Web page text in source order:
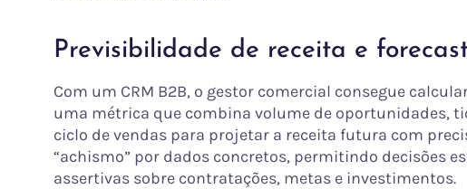
Previsibilidade de receita e
Com um CRM B2B, o gestor comercial consegue
uma métrica que combina volume de oportunidades,
ciclo de vendas para projetar a receita futura com
“achismo” por dados concretos, permitindo decisões
assertivas sobre contratações, metas e investimentos.